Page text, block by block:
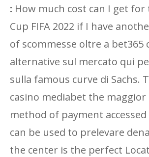
: How much cost can I get for
Cup FIFA 2022 if I have
of scommesse oltre a bet365
alternative sul mercato qui
sulla famous curve di Sachs.
casino mediabet the
method of payment
can be used to prelevare
the center is the perfect